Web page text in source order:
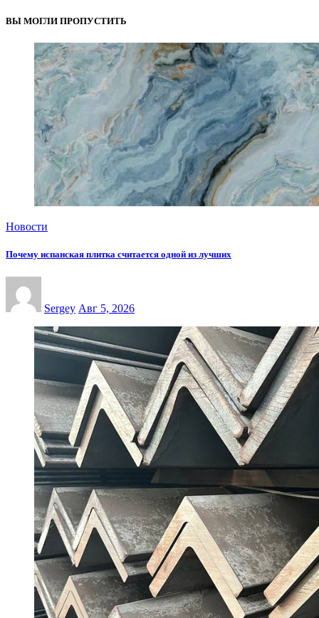
ВЫ МОГЛИ ПРОПУСТИТЬ
Новости
Почему испанская плитка считается одной из лучших
Sergey Авг 5, 2026